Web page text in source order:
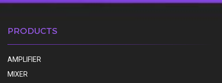
PRODUCTS
AMPLIFIER
MIXER